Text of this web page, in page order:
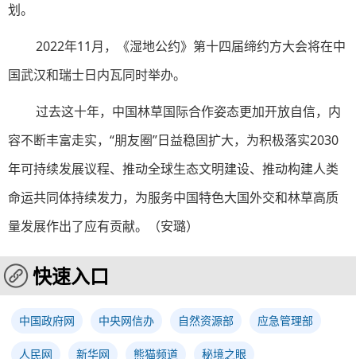
划。
2022年11月，《湿地公约》第十四届缔约方大会将在中
国武汉和瑞士日内瓦同时举办。
过去这十年，中国林草国际合作姿态更加开放自信，内
容不断丰富走实，“朋友圈”日益稳固扩大，为积极落实2030
年可持续发展议程、推动全球生态文明建设、推动构建人类
命运共同体持续发力，为服务中国特色大国外交和林草高质
量发展作出了应有贡献。（安璐）
快速入口
中国政府网 中央网信办 自然资源部 应急管理部
人民网 新华网 熊猫频道 秘境之眼